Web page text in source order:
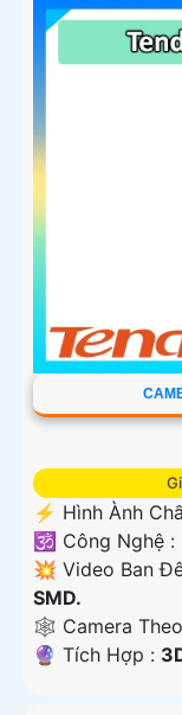
️⚡ Hình Ành
🕉️ Công Nghệ :
💥 Video Ban
SMD.
🕸️ Camera
️🔮 Tích Hợp :